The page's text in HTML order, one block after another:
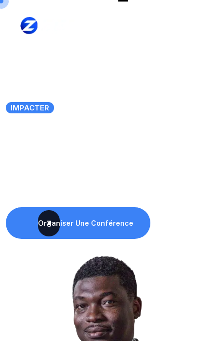
IMPACTER
Organiser Une Conférence